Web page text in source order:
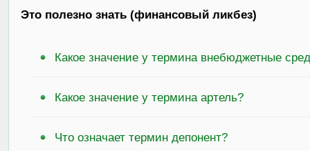
Это полезно знать (финансовый ликбез)
Какое значение у термина внебюджетные
Какое значение у термина артель?
Что означает термин депонент?